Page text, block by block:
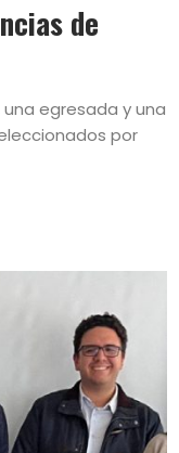
de
egresada y una
por